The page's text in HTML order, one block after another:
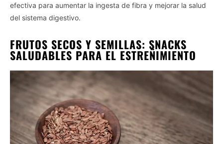
efectiva para aumentar la ingesta de fibra y mejorar la salud
del sistema digestivo.
FRUTOS SECOS Y SEMILLAS: SNACKS
SALUDABLES PARA EL ESTREÑIMIENTO